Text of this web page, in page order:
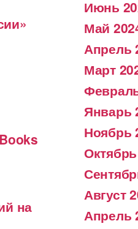
на
Июнь
Май
Апрель
Март
Январь
Ноябрь
Август
Апрель